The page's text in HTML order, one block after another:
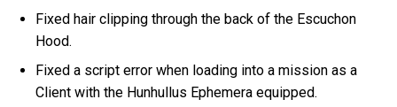
Fixed hair clipping through the back of the Escuchon
Hood.
Fixed a script error when loading into a mission as a
Client with the Hunhullus Ephemera equipped.